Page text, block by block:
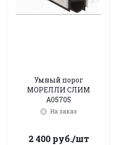
Умный порог
МОРЕЛЛИ СЛИМ
A05705
На заказ
2 400руб./шт